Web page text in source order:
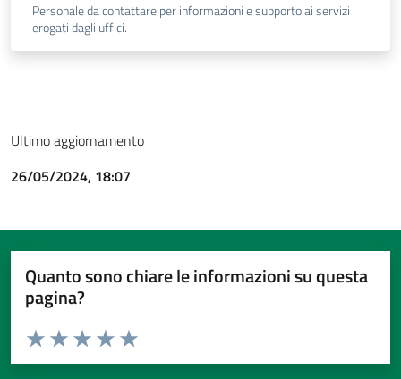
Personale da contattare per informazioni e supporto ai servizi
erogati dagli uffici.
Ultimo aggiornamento
26/05/2024, 18:07
Quanto sono chiare le informazioni su questa
pagina?
Valuta da 1 a 5 stelle la pagina
Valuta 5 stelle su 5
Valuta 4 stelle su 5
Valuta 3 stelle su 5
Valuta 2 stelle su 5
Valuta 1 stelle su 5